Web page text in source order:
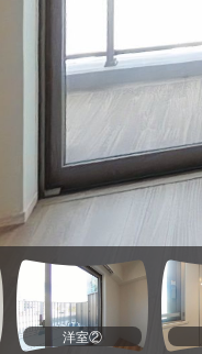
洋室②